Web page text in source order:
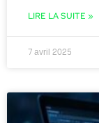
LIRE LA SUITE »
7 avril 2025